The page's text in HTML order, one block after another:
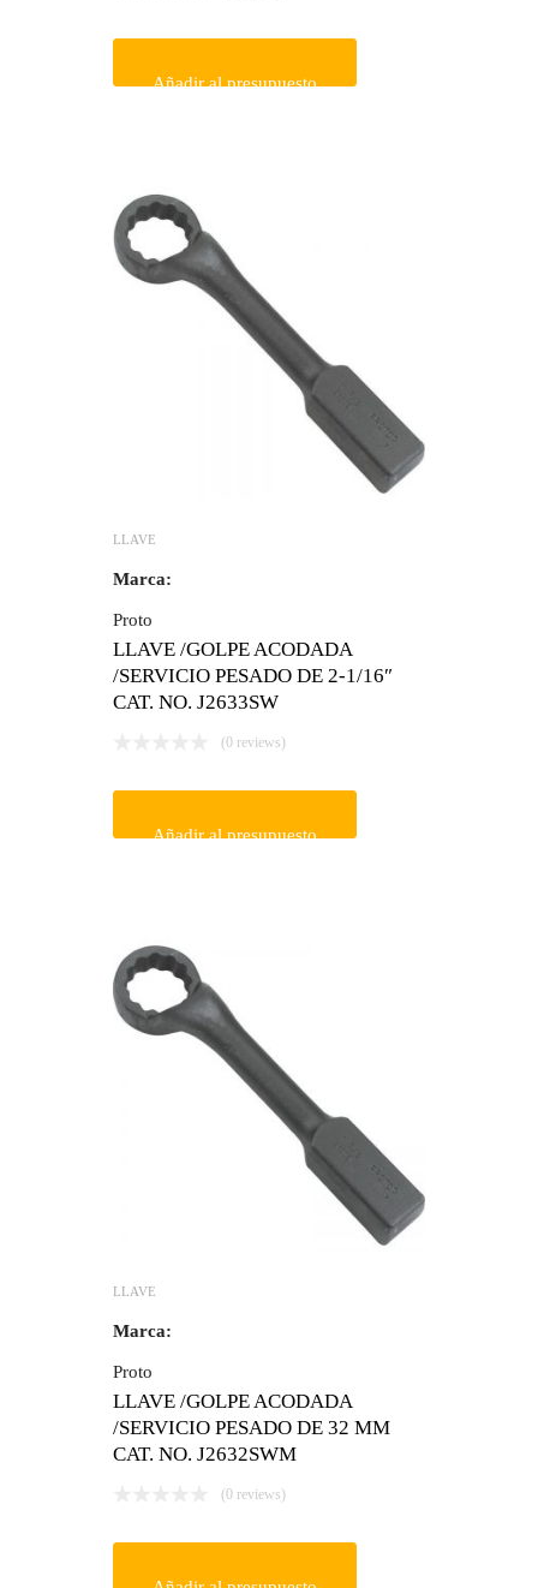
Añadir al presupuesto
LLAVE
Marca:
Proto
LLAVE /GOLPE ACODADA
/SERVICIO PESADO DE 2-1/16″
CAT. NO. J2633SW
(0 reviews)
Añadir al presupuesto
LLAVE
Marca:
Proto
LLAVE /GOLPE ACODADA
/SERVICIO PESADO DE 32 MM
CAT. NO. J2632SWM
(0 reviews)